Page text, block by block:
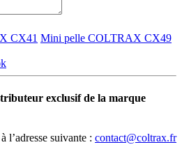
CX41 Mini pelle COLTRAX CX49
exclusif de la marque
l’adresse suivante : contact@coltrax.fr